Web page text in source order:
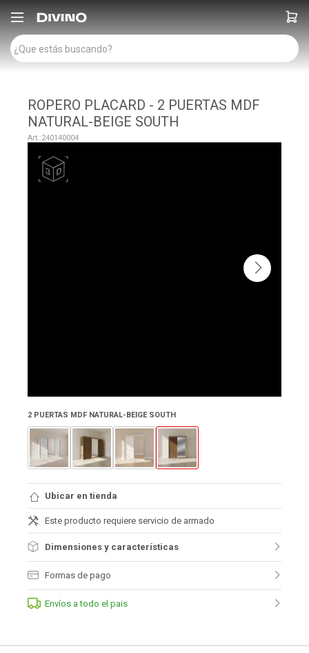

ROPERO PLACARD - 2 PUERTAS MDF
NATURAL-BEIGE SOUTH
240140004
2 PUERTAS MDF NATURAL-BEIGE SOUTH
Ubicar en tienda
Este producto requiere servicio de armado
Dimensiones y características
Formas de pago
Envíos a todo el pais